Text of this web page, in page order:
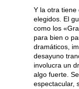
Y la otra tiene
elegidos. El
como los
para bien o
dramáticos,
desayuno
involucra un
algo fuerte.
espectacular,